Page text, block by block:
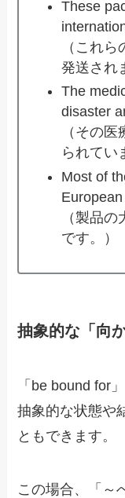
These
（これ
発送され
The
disaster
（その
られてい
Most of
（製品
です。）
抽象的な「向
「be bound for
抽象的な状態や
ともできます。
この場合、「～